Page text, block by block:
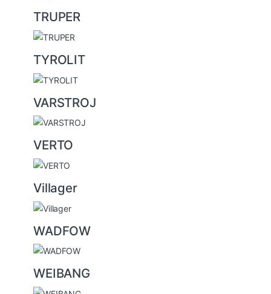
TRUPER
TYROLIT
VARSTROJ
VERTO
Villager
WADFOW
WEIBANG